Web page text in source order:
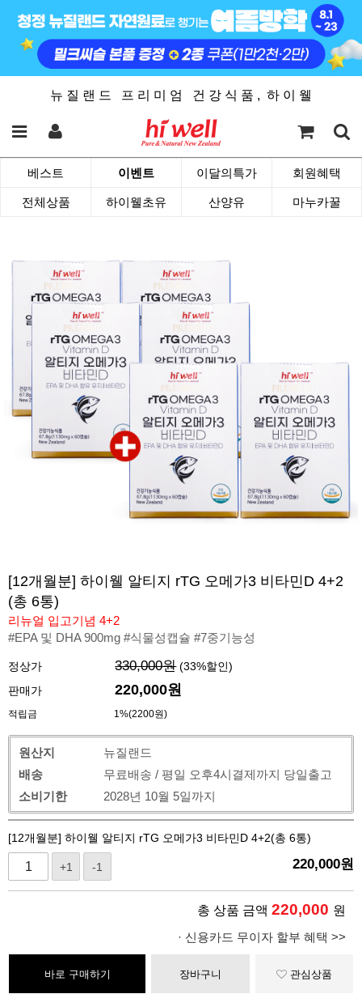
뉴 질 랜 드 프 리 미 엄 건 강 식 품 , 하 이 웰
베스트 이벤트 이달의특가 회원혜택
전체상품 하이웰초유 산양유 마누카꿀
[12개월분] 하이웰 알티지 rTG 오메가3 비타민D 4+2
(총 6통)
리뉴얼 입고기념 4+2
#EPA 및 DHA 900mg #식물성캡슐 #7중기능성
정상가 330,000원 (33%할인)
판매가
220,000원
적립금 1%(2200원)
원산지
뉴질랜드
배송
무료배송 / 평일 오후4시결제까지 당일출고
소비기한
2028년 10월 5일까지
[12개월분] 하이웰 알티지 rTG 오메가3 비타민D 4+2(총 6통)
+1 -1 220,000원
총 상품 금액 220,000 원
· 신용카드 무이자 할부 혜택 >>
바로 구매하기 장바구니 관심상품